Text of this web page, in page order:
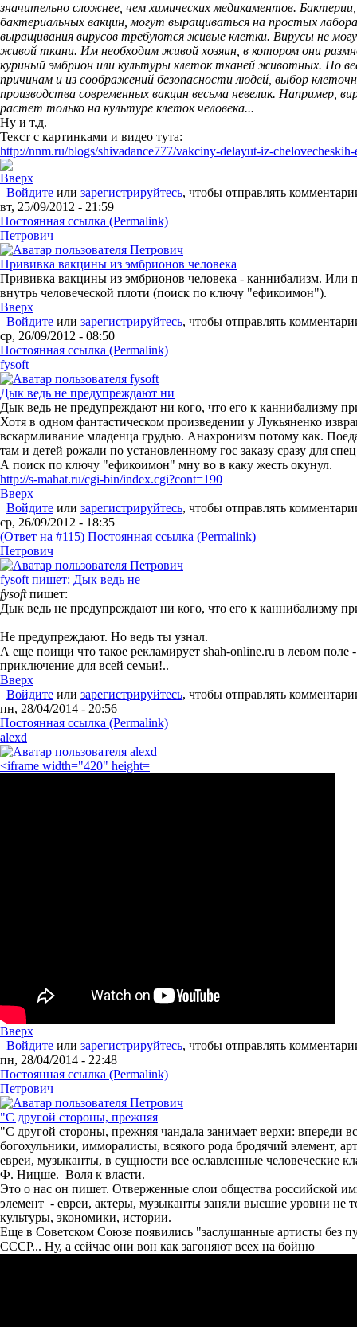
значительно сложнее, чем химических медикаментов.
бактериальных вакцин, могут выращиваться на простых
выращивания вирусов требуются живые клетки. Вирусы не
живой ткани. Им необходим живой хозяин, в котором они
куриный эмбрион или культуры клеток тканей животных. По
причинам и из соображений безопасности людей, выбор
производства современных вакцин весьма невелик. Например,
растет только на культуре клеток человека...
Ну и т.д.
Текст с картинками и видео тута:
http://nnm.ru/blogs/shivadance777/vakciny-delayut-iz-chelovecheskih-
Вверх
Войдите или зарегистрируйтесь, чтобы отправлять
вт, 25/09/2012 - 21:59
Постоянная ссылка (Permalink)
Петрович
Прививка вакцины из эмбрионов человека
Прививка вакцины из эмбрионов человека - каннибализм. Или
внутрь человеческой плоти (поиск по ключу "ефикоимон").
Вверх
Войдите или зарегистрируйтесь, чтобы отправлять
ср, 26/09/2012 - 08:50
Постоянная ссылка (Permalink)
fysoft
Дык ведь не предупреждают ни
Дык ведь не предупреждают ни кого, что его к каннибализму
Хотя в одном фантастическом произведении у Лукьяненко
вскармливание младенца грудью. Анахронизм потому как.
там и детей рожали по установленному гос заказу сразу для
А поиск по ключу "ефикоимон" мну во в каку жесть окунул.
http://s-mahat.ru/cgi-bin/index.cgi?cont=190
Вверх
Войдите или зарегистрируйтесь, чтобы отправлять
ср, 26/09/2012 - 18:35
(Ответ на #115) Постоянная ссылка (Permalink)
Петрович
fysoft пишет: Дык ведь не
fysoftпишет:
Дык ведь не предупреждают ни кого, что его к каннибализму
Не предупреждают. Но ведь ты узнал.
А еще поищи что такое рекламирует shah-online.ru в левом поле
приключение для всей семьи!..
Вверх
Войдите или зарегистрируйтесь, чтобы отправлять
пн, 28/04/2014 - 20:56
Постоянная ссылка (Permalink)
alexd
<iframe width="420" height=
Вверх
Войдите или зарегистрируйтесь, чтобы отправлять
пн, 28/04/2014 - 22:48
Постоянная ссылка (Permalink)
Петрович
"С другой стороны, прежняя
"С другой стороны, прежняя чандала занимает верхи: впереди
богохульники, имморалисты, всякого рода бродячий элемент,
евреи, музыканты, в сущности все ославленные человеческие
Ф. Ницше. Воля к власти.
Это о нас он пишет. Отверженные слои общества российской
элемент - евреи, актеры, музыканты заняли высшие уровни не
культуры, экономики, истории.
Еще в Советском Союзе появились "заслушанные артисты без
СССР... Ну, а сейчас они вон как загоняют всех на бойню